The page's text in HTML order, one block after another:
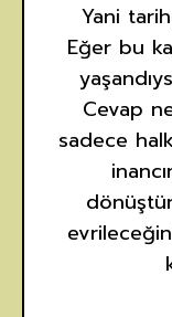
Yani
Eğer bu
Cevap
sadece